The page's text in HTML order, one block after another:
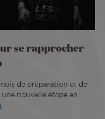
se rapprocher
de préparation et de
une nouvelle étape en